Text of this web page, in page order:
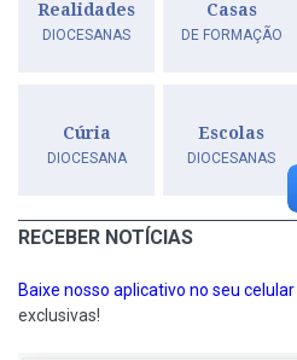
Realidades
DIOCESANAS
Casas
DE FORMAÇÃO
Cúria
DIOCESANA
Escolas
DIOCESANAS
RECEBER NOTÍCIAS
Baixe nosso aplicativo no seu celular
exclusivas!